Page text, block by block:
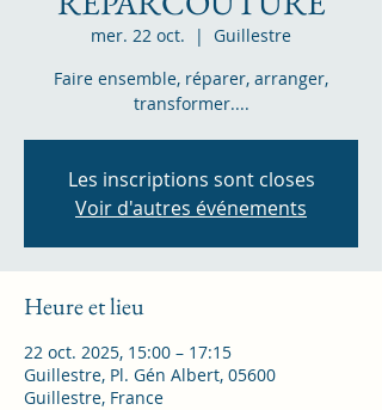
mer. 22 oct.
  |
Guillestre
Faire ensemble, réparer, arranger,
transformer....
Les inscriptions sont closes
Voir d'autres événements
Heure et lieu
22 oct. 2025, 15:00 – 17:15
Guillestre, Pl. Gén Albert, 05600
Guillestre, France